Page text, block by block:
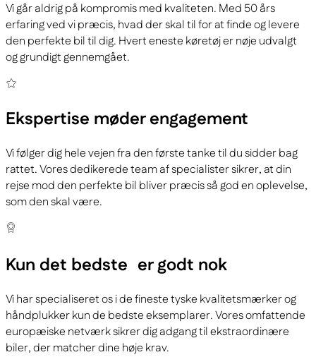
Vi går aldrig på kompromis med kvaliteten. Med 50 års
erfaring ved vi præcis, hvad der skal til for at finde og levere
den perfekte bil til dig. Hvert eneste køretøj er nøje udvalgt
og grundigt gennemgået.
Ekspertise møder engagement
Vi følger dig hele vejen fra den første tanke til du sidder bag
rattet. Vores dedikerede team af specialister sikrer, at din
rejse mod den perfekte bil bliver præcis så god en oplevelse,
som den skal være.
Kun det bedste er godt nok
Vi har specialiseret os i de fineste tyske kvalitetsmærker og
håndplukker kun de bedste eksemplarer. Vores omfattende
europæiske netværk sikrer dig adgang til ekstraordinære
biler, der matcher dine høje krav.